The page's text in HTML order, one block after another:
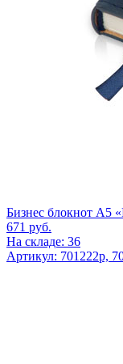
Бизнес блокнот А5
671 руб.
На складе: 36
Артикул: 701222p,